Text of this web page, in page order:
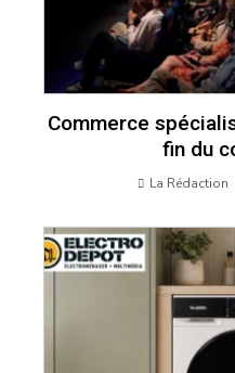
Commerce
fin du
La Rédaction